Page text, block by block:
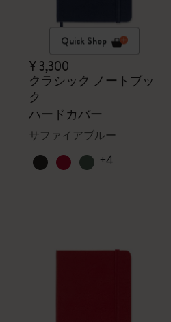
Quick Shop
¥ 3,300
クラシック ノートブッ
ク
ハードカバー
サファイアブルー
+4